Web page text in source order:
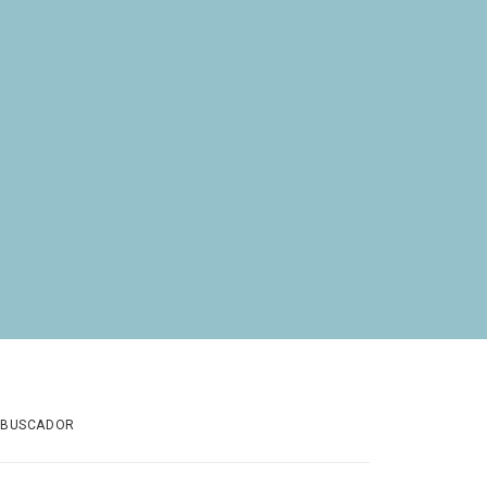
BUSCADOR